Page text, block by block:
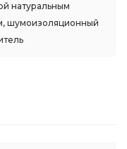
натуральным
шумоизоляционный